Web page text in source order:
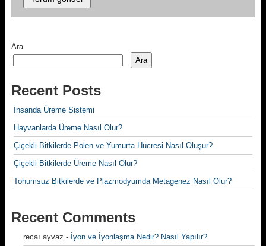
Ara
Ara
Recent Posts
İnsanda Üreme Sistemi
Hayvanlarda Üreme Nasıl Olur?
Çiçekli Bitkilerde Polen ve Yumurta Hücresi Nasıl Oluşur?
Çiçekli Bitkilerde Üreme Nasıl Olur?
Tohumsuz Bitkilerde ve Plazmodyumda Metagenez Nasıl Olur?
Recent Comments
recaı ayvaz - İyon ve İyonlaşma Nedir? Nasıl Yapılır?